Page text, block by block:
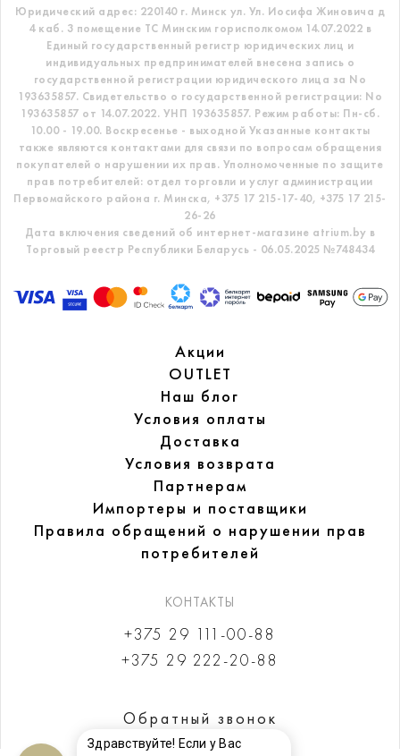
Юридический адрес: 220140 г. Минск ул. Ул. Иосифа Жиновича д
4 каб. 3 помещение ТС Минским горисполкомом 14.07.2022 в
Единый государственный регистр юридических лиц и
индивидуальных предпринимателей внесена запись о
государственной регистрации юридического лица за No
193635857. Свидетельство о государственной регистрации: No
193635857 от 14.07.2022. УНП 193635857. Режим работы: Пн-сб.
10.00 - 19.00. Воскресенье - выходной Указанные контакты
также являются контактами для связи по вопросам обращения
покупателей о нарушении их прав. Уполномоченные по защите
прав потребителей: отдел торговли и услуг администрации
Первомайского района г. Минска, +375 17 215-17-40, +375 17 215-
26-26
Дата включения сведений об интернет-магазине atrium.by в
Торговый реестр Республики Беларусь - 06.05.2025 №748434
Акции
OUTLET
Наш блог
Условия оплаты
Доставка
Условия возврата
Партнерам
Импортеры и поставщики
Правила обращений о нарушении прав
потребителей
КОНТАКТЫ
+375 29 111-00-88
+375 29 222-20-88
Обратный звонок
Здравствуйте! Если у Вас